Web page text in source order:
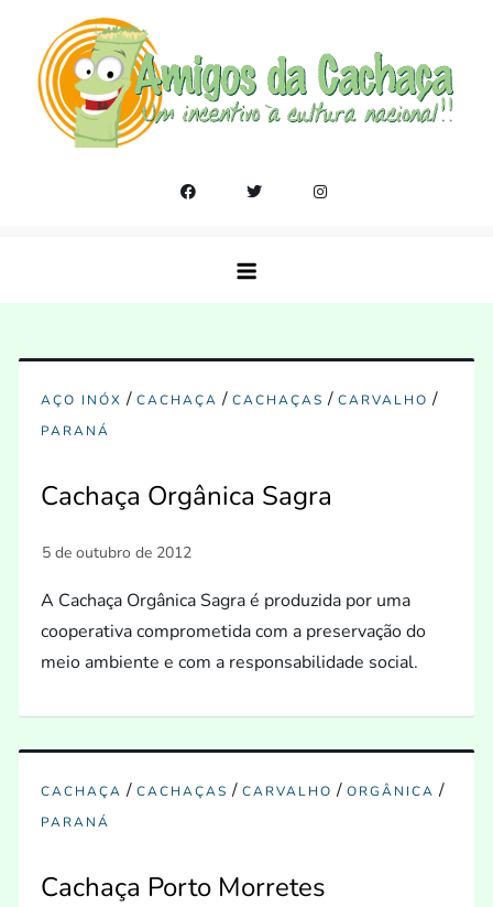
content
AÇO INÓX /CACHAÇA /CACHAÇAS /CARVALHO /
PARANÁ
Cachaça Orgânica Sagra
A Cachaça Orgânica Sagra é produzida por uma
cooperativa comprometida com a preservação do
meio ambiente e com a responsabilidade social.
CACHAÇA /CACHAÇAS /CARVALHO /ORGÂNICA /
PARANÁ
Cachaça Porto Morretes